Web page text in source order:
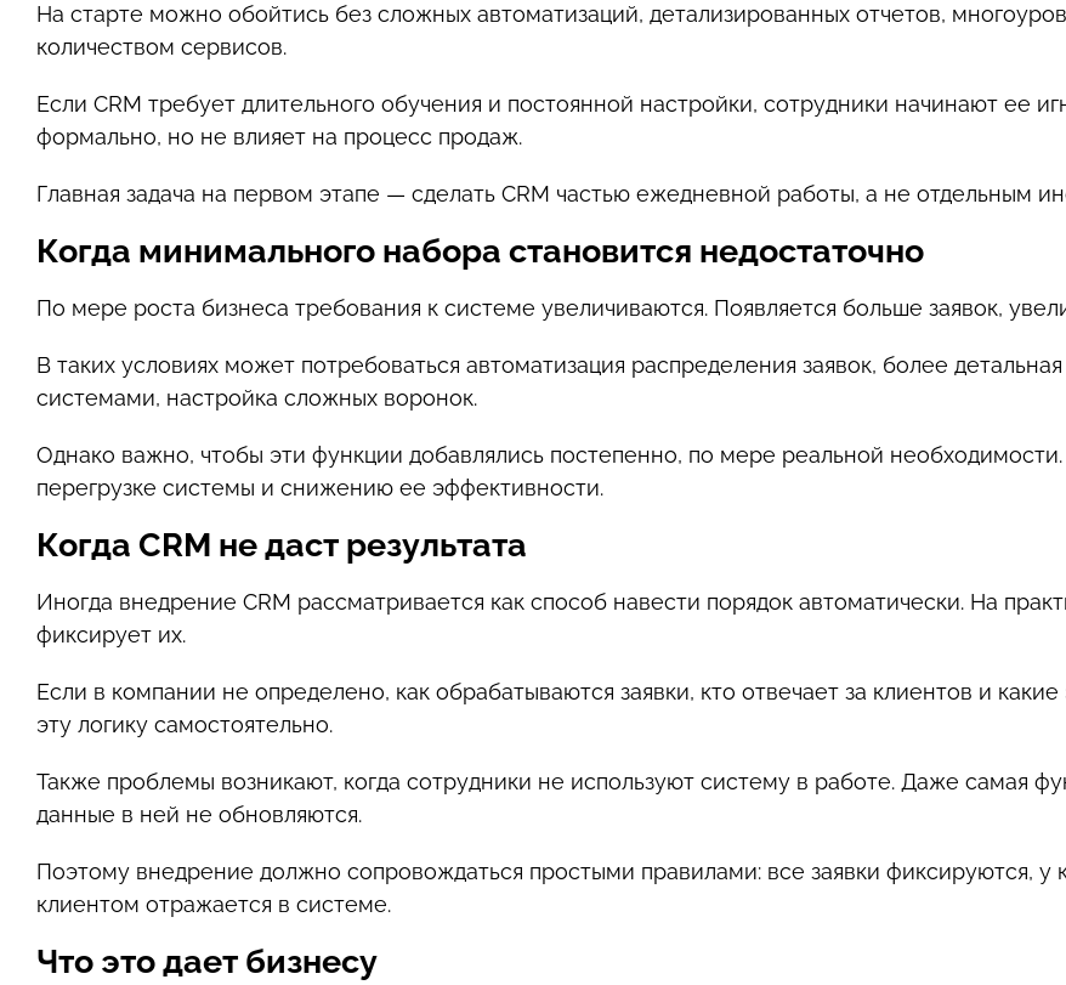
На старте можно обойтись без сложных автоматизаций, детализированных отчетов,
количеством сервисов.
Если CRM требует длительного обучения и постоянной настройки, сотрудники начинают ее
формально, но не влияет на процесс продаж.
Главная задача на первом этапе — сделать CRM частью ежедневной работы, а не отдельным
Когда минимального набора становится недостаточно
По мере роста бизнеса требования к системе увеличиваются. Появляется больше заявок,
В таких условиях может потребоваться автоматизация распределения заявок, более
системами, настройка сложных воронок.
Однако важно, чтобы эти функции добавлялись постепенно, по мере реальной
перегрузке системы и снижению ее эффективности.
Когда CRM не даст результата
Иногда внедрение CRM рассматривается как способ навести порядок автоматически. На
фиксирует их.
Если в компании не определено, как обрабатываются заявки, кто отвечает за клиентов и
эту логику самостоятельно.
Также проблемы возникают, когда сотрудники не используют систему в работе. Даже самая
данные в ней не обновляются.
Поэтому внедрение должно сопровождаться простыми правилами: все заявки фиксируются, у
клиентом отражается в системе.
Что это дает бизнесу